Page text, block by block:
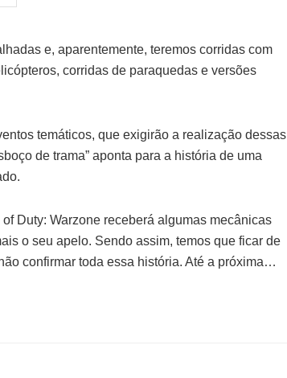
e, aparentemente, teremos corridas com
corridas de paraquedas e versões
temáticos, que exigirão a realização dessas
de trama” aponta para a história de uma
Duty: Warzone receberá algumas mecânicas
o seu apelo. Sendo assim, temos que ficar de
confirmar toda essa história. Até a próxima…